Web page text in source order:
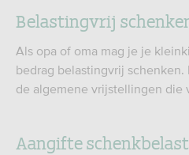
Belastingvrij
Als opa of oma mag je je
bedrag belastingvrij
de algemene vrijstellingen die
Aangifte